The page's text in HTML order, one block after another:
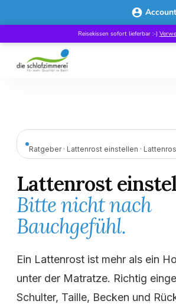
Reisekissen sofort lieferbar :-)
Ratgeber · Lattenrost einstellen ·
Lattenrost
Bitte nicht nach
Bauchgefühl.
Ein Lattenrost ist mehr als ein
unter der Matratze. Richtig
Schulter, Taille, Becken und